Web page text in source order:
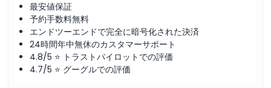
最安値保証
予約手数料無料
エンドツーエンドで完全に暗号化された決済
24時間年中無休のカスタマーサポート
4.8/5 ⭐ トラストパイロットでの評価
4.7/5 ⭐ グーグルでの評価